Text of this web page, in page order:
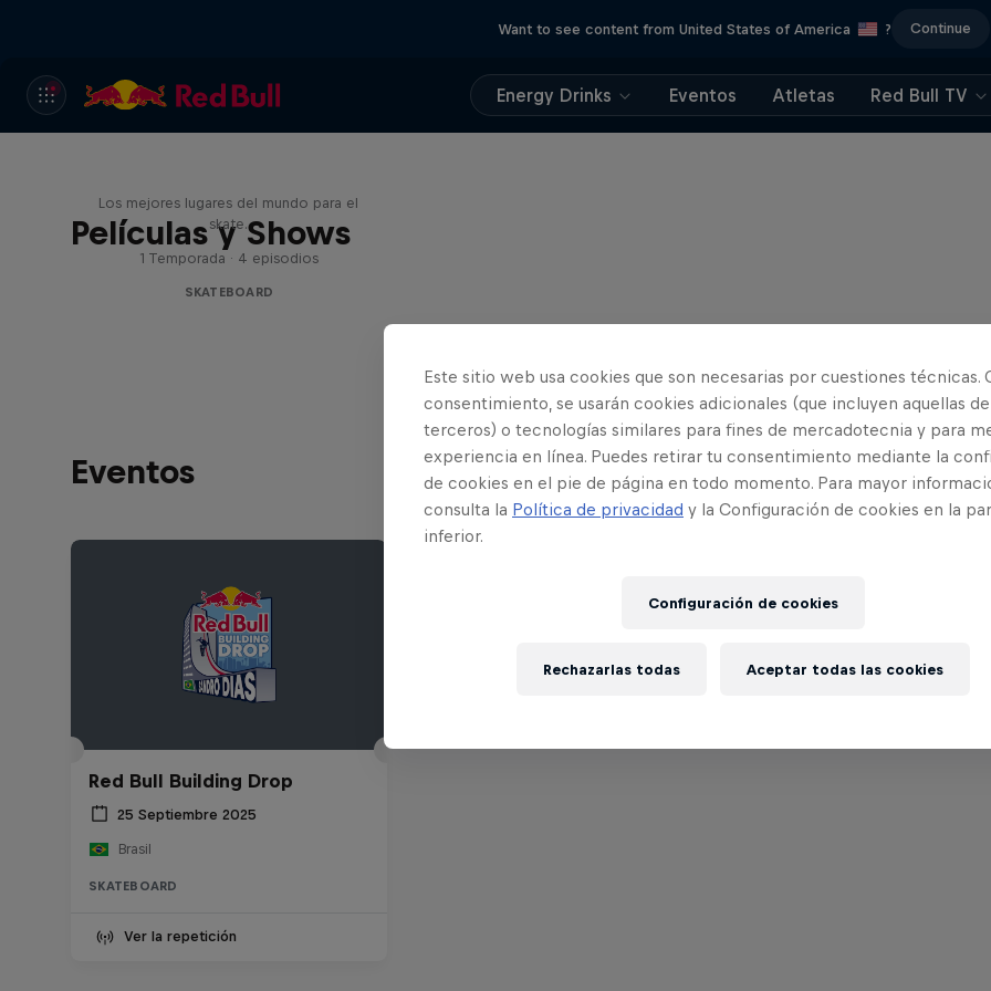
Want to see content from United States of America ? Continue
Energy Drinks Eventos Atletas Red Bull TV
Películas y Shows
Los mejores lugares del mundo para el
skate.
1 Temporada · 4 episodios
SKATEBOARD
Eventos
Red Bull Building Drop
25 Septiembre 2025
Brasil
SKATEBOARD
Ver la repetición
Este sitio web usa cookies que son necesarias por cuestiones técnicas.
consentimiento, se usarán cookies adicionales (que incluyen aquellas de
terceros) o tecnologías similares para fines de mercadotecnia y para
experiencia en línea. Puedes retirar tu consentimiento mediante la
de cookies en el pie de página en todo momento. Para mayor
consulta la Política de privacidad y la Configuración de cookies en la
inferior.
Configuración de cookies
Rechazarlas todas Aceptar todas las cookies